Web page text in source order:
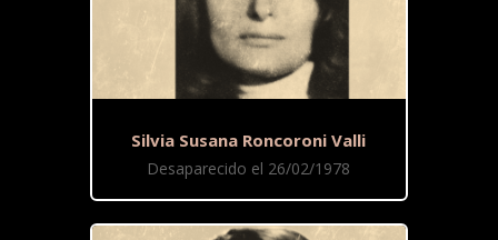
Silvia Susana Roncoroni Valli
Desaparecido el 26/02/1978